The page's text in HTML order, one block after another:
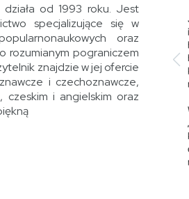
działa od 1993 roku. Jest
specjalizujące się w
oraz
rozumianym pograniczem
znajdzie w jej ofercie
i czechoznawcze,
czeskim i angielskim oraz